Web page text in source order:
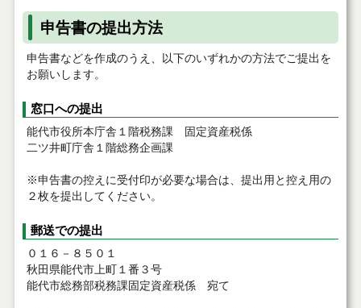
申告書の提出方法
申告書などを作成のうえ、以下のいずれかの方法でご提出を
お願いします。
窓口への提出
能代市役所本庁舎１階税務課 固定資産税係
二ツ井町庁舎１階総務企画課
※申告書の控えに受付印が必要な場合は、提出用と控え用の
２枚を提出してください。
郵送での提出
０１６－８５０１
秋田県能代市上町１番３号
能代市総務部税務課固定資産税係 宛て